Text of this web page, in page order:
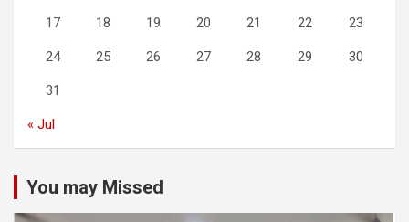
17 18 19 20 21 22 23
24 25 26 27 28 29 30
31
« Jul
You may Missed